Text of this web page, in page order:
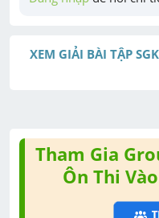
XEM GIẢI BÀI TẬP
Tham Gia
Ôn Thi